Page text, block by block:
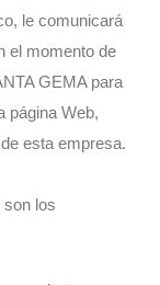
le comunicará
el momento de
GEMA para
página Web,
esta empresa.
son los